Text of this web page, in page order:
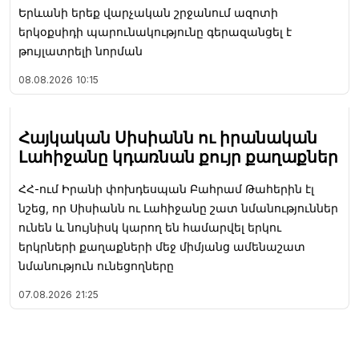
Երևանի երեք վարչական շրջանում ազոտի
երկօքսիդի պարունակությունը գերազանցել է
թույլատրելի նորման
08.08.2026 10:15
Հայկական Սիսիանն ու իրանական
Լահիջանը կդառնան քույր քաղաքներ
ՀՀ-ում Իրանի փոխդեսպան Բահրամ Թահերին էլ
նշեց, որ Սիսիանն ու Լահիջանը շատ նմանություններ
ունեն և նույնիսկ կարող են համարվել երկու
երկրների քաղաքների մեջ միմյանց ամենաշատ
նմանություն ունեցողները
07.08.2026 21:25